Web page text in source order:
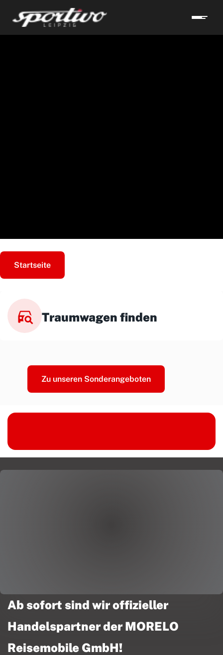
Startseite
Traumwagen finden
Zu unseren Sonderangeboten
Ab sofort sind wir offizieller
Handelspartner der MORELO
Reisemobile GmbH!